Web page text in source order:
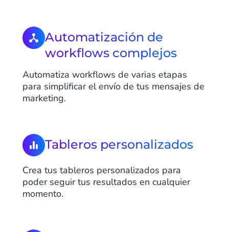
Automatización de
workflows complejos
Automatiza workflows de varias etapas
para simplificar el envío de tus mensajes de
marketing.
Tableros personalizados
Crea tus tableros personalizados para
poder seguir tus resultados en cualquier
momento.